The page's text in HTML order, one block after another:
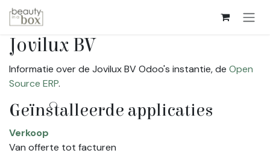
Overslaan naar inhoud
Jovilux BV
Informatie over de Jovilux BV Odoo's instantie, de Open
Source ERP.
Geïnstalleerde applicaties
Verkoop
Van offerte tot facturen